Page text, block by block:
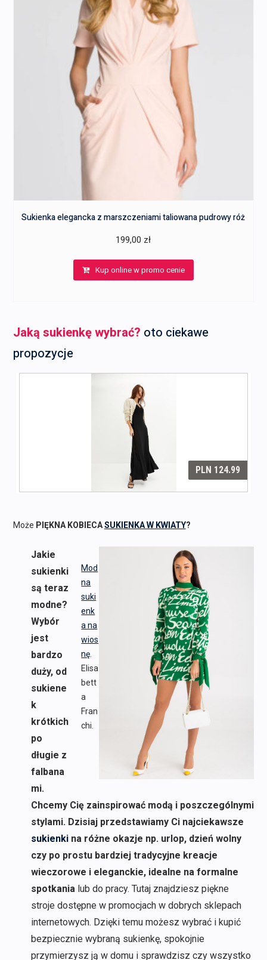
Sukienka elegancka z marszczeniami taliowana pudrowy róż
199,00 zł
Kup online w promo cenie
Jaką sukienkę wybrać? oto ciekawe
propozycje
Może PIĘKNA KOBIECASUKIENKA W KWIATY?
Mod
na
suki
enk
a na
wios
nę.
Elisa
bett
a
Fran
chi.
Jakie
sukienki
są teraz
modne?
Wybór
jest
bardzo
duży, od
sukiene
k
krótkich
po
długie z
falbana
mi.
Chcemy Cię zainspirować modą i poszczególnymi
stylami. Dzisiaj przedstawiamy Ci najciekawsze
sukienkina różne okazje np. urlop, dzień wolny
czy po prostu bardziej tradycyjne kreacje
wieczorowe i eleganckie, idealne na formalne
spotkanialub do pracy. Tutaj znajdziesz piękne
stroje dostępne w promocjach w dobrych sklepach
internetowych. Dzięki temu możesz wybrać i kupić
bezpiecznie wybraną sukienkę, spokojnie
przymierzysz ją w domu i sprawdzisz czy wszystko